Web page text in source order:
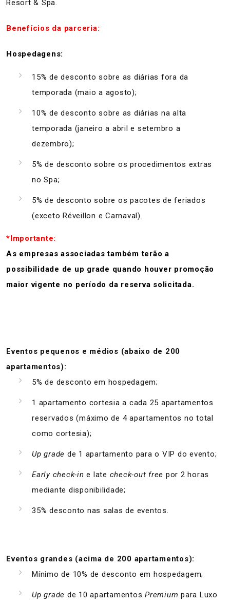
Resort & Spa.
Benefícios da parceria:
Hospedagens:
15% de desconto sobre as diárias fora da
temporada (maio a agosto);
10% de desconto sobre as diárias na alta
temporada (janeiro a abril e setembro a
dezembro);
5% de desconto sobre os procedimentos extras
no Spa;
5% de desconto sobre os pacotes de feriados
(exceto Réveillon e Carnaval).
*Importante:
As empresas associadas também terão a
possibilidade de up grade quando houver promoção
maior vigente no período da reserva solicitada.
Eventos pequenos e médios (abaixo de 200
apartamentos):
5% de desconto em hospedagem;
1 apartamento cortesia a cada 25 apartamentos
reservados (máximo de 4 apartamentos no total
como cortesia);
Up grade de 1 apartamento para o VIP do evento;
Early check-ine late check-out free por 2 horas
mediante disponibilidade;
35% desconto nas salas de eventos.
Eventos grandes (acima de 200 apartamentos):
Mínimo de 10% de desconto em hospedagem;
Up grade de 10 apartamentos Premium para Luxo